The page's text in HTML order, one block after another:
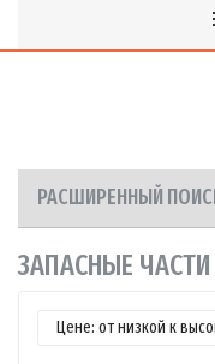
РАСШИРЕННЫЙ
ЗАПАСНЫЕ
Цене: от низкой к